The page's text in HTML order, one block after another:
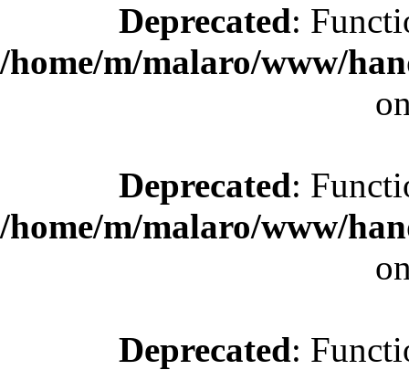
Deprecated:
/home/m/malaro/www/
Deprecated:
/home/m/malaro/www/
Deprecated: